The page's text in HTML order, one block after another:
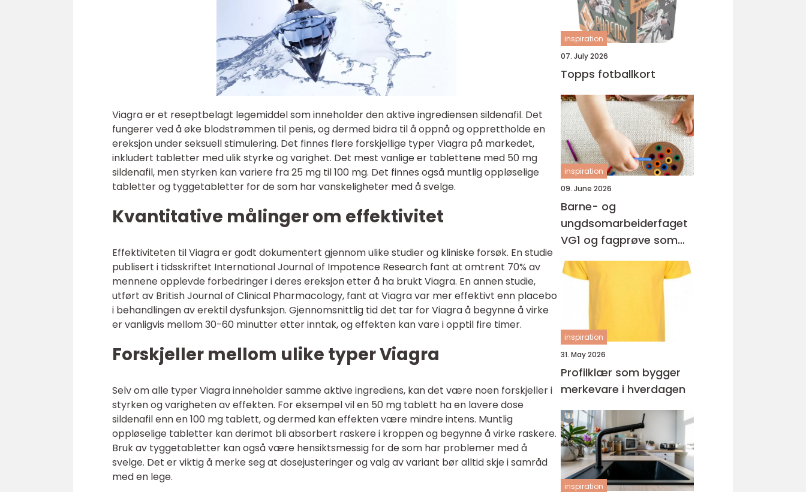
Viagra er et reseptbelagt legemiddel som inneholder den aktive ingrediensen sildenafil. Det
fungerer ved å øke blodstrømmen til penis, og dermed bidra til å oppnå og opprettholde en
ereksjon under seksuell stimulering. Det finnes flere forskjellige typer Viagra på markedet,
inkludert tabletter med ulik styrke og varighet. Det mest vanlige er tablettene med 50 mg
sildenafil, men styrken kan variere fra 25 mg til 100 mg. Det finnes også muntlig oppløselige
tabletter og tyggetabletter for de som har vanskeligheter med å svelge.
Kvantitative målinger om effektivitet
Effektiviteten til Viagra er godt dokumentert gjennom ulike studier og kliniske forsøk. En studie
publisert i tidsskriftet International Journal of Impotence Research fant at omtrent 70% av
mennene opplevde forbedringer i deres ereksjon etter å ha brukt Viagra. En annen studie,
utført av British Journal of Clinical Pharmacology, fant at Viagra var mer effektivt enn placebo
i behandlingen av erektil dysfunksjon. Gjennomsnittlig tid det tar for Viagra å begynne å virke
er vanligvis mellom 30-60 minutter etter inntak, og effekten kan vare i opptil fire timer.
Forskjeller mellom ulike typer Viagra
Selv om alle typer Viagra inneholder samme aktive ingrediens, kan det være noen forskjeller i
styrken og varigheten av effekten. For eksempel vil en 50 mg tablett ha en lavere dose
sildenafil enn en 100 mg tablett, og dermed kan effekten være mindre intens. Muntlig
oppløselige tabletter kan derimot bli absorbert raskere i kroppen og begynne å virke raskere.
Bruk av tyggetabletter kan også være hensiktsmessig for de som har problemer med å
svelge. Det er viktig å merke seg at dosejusteringer og valg av variant bør alltid skje i samråd
med en lege.
inspiration
07. July 2026
Topps fotballkort
inspiration
09. June 2026
Barne- og
ungdsomarbeiderfaget
VG1 og fagprøve som
barne- og
ungdomsarbeider –
inspiration
31. May 2026
Profilklær som bygger
merkevare i hverdagen
inspiration